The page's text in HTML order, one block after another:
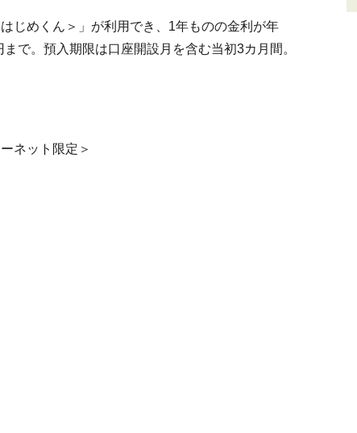
じめくん＞」が利用でき、1年ものの金利が年
で。預入期限は口座開設月を含む当初3カ月間。
ネット限定＞